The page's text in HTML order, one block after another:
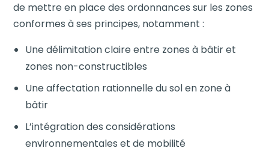
de mettre en place des ordonnances sur les zones
conformes à ses principes, notamment :
Une délimitation claire entre zones à bâtir et
zones non-constructibles
Une affectation rationnelle du sol en zone à
bâtir
L’intégration des considérations
environnementales et de mobilité